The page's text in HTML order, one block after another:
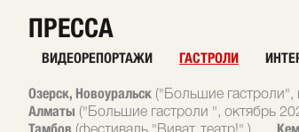
ПРЕССА
ВИДЕОРЕПОРТАЖИ ГАСТРОЛИ
Озерск, Новоуральск ("Большие гастроли",
Алматы ("Большие гастроли ", октябрь